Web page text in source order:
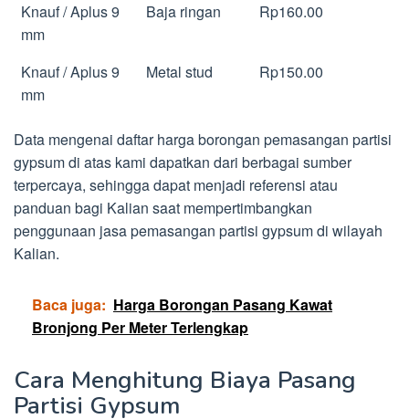
Knauf / Aplus 9
mm
Baja ringan Rp160.00
Knauf / Aplus 9
mm
Metal stud Rp150.00
Data mengenai daftar harga borongan pemasangan partisi
gypsum di atas kami dapatkan dari berbagai sumber
terpercaya, sehingga dapat menjadi referensi atau
panduan bagi Kalian saat mempertimbangkan
penggunaan jasa pemasangan partisi gypsum di wilayah
Kalian.
Baca juga: Harga Borongan Pasang Kawat
Bronjong Per Meter Terlengkap
Cara Menghitung Biaya Pasang
Partisi Gypsum